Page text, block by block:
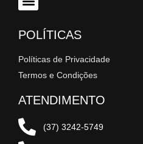
POLÍTICAS
Políticas de Privacidade
Termos e Condições
ATENDIMENTO
(37) 3242-5749